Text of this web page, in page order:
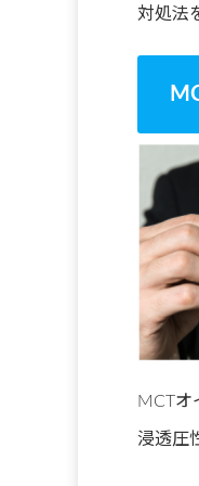
対処法
MCTオ
浸透圧